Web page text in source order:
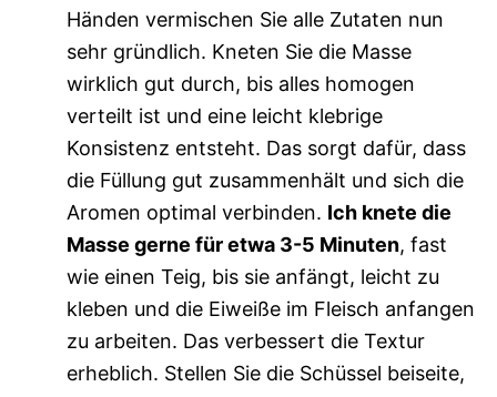
Händen vermischen Sie alle Zutaten nun
sehr gründlich. Kneten Sie die Masse
wirklich gut durch, bis alles homogen
verteilt ist und eine leicht klebrige
Konsistenz entsteht. Das sorgt dafür, dass
die Füllung gut zusammenhält und sich die
Aromen optimal verbinden. Ich knete die
Masse gerne für etwa 3-5 Minuten, fast
wie einen Teig, bis sie anfängt, leicht zu
kleben und die Eiweiße im Fleisch anfangen
zu arbeiten. Das verbessert die Textur
erheblich. Stellen Sie die Schüssel beiseite,